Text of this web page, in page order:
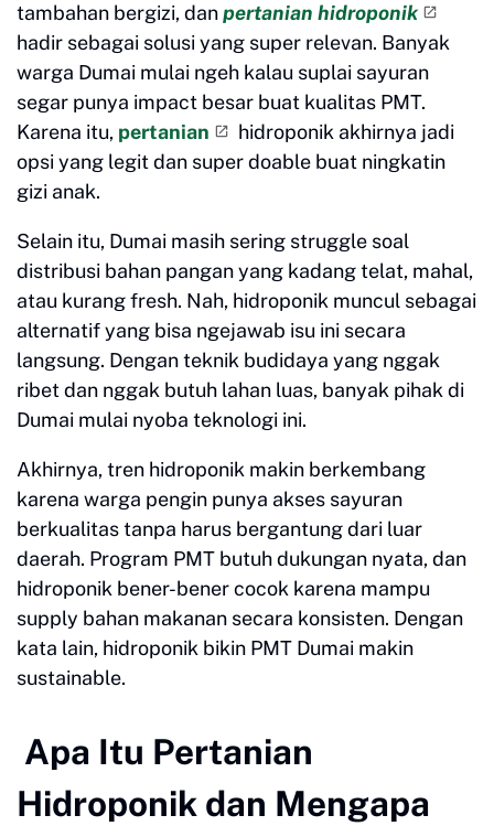
tambahan bergizi, danpertanian hidroponik
hadir sebagai solusi yang super relevan. Banyak
warga Dumai mulai ngeh kalau suplai sayuran
segar punya impact besar buat kualitas PMT.
Karena itu, pertanian
hidroponik akhirnya jadi
opsi yang legit dan super doable buat ningkatin
gizi anak.
Selain itu, Dumai masih sering struggle soal
distribusi bahan pangan yang kadang telat, mahal,
atau kurang fresh. Nah, hidroponik muncul sebagai
alternatif yang bisa ngejawab isu ini secara
langsung. Dengan teknik budidaya yang nggak
ribet dan nggak butuh lahan luas, banyak pihak di
Dumai mulai nyoba teknologi ini.
Akhirnya, tren hidroponik makin berkembang
karena warga pengin punya akses sayuran
berkualitas tanpa harus bergantung dari luar
daerah. Program PMT butuh dukungan nyata, dan
hidroponik bener-bener cocok karena mampu
supply bahan makanan secara konsisten. Dengan
kata lain, hidroponik bikin PMT Dumai makin
sustainable.
Apa Itu Pertanian
Hidroponik dan Mengapa